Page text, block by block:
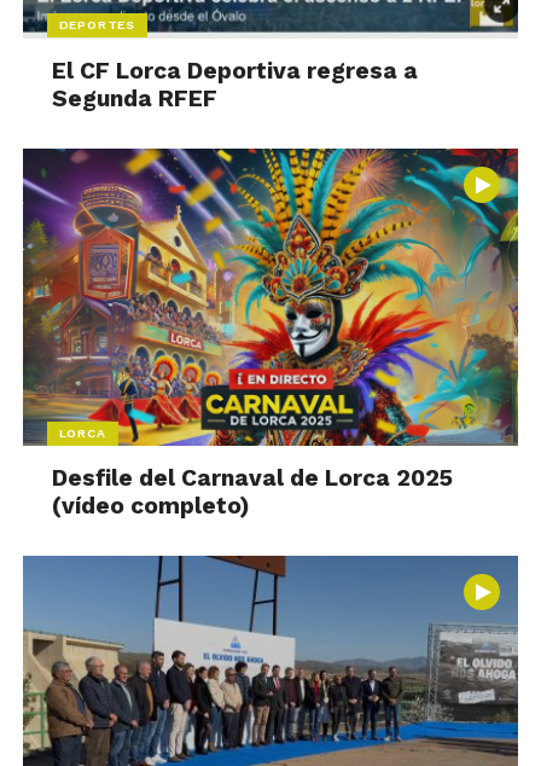
DEPORTES
El CF Lorca Deportiva regresa a
Segunda RFEF
LORCA
Desfile del Carnaval de Lorca 2025
(vídeo completo)